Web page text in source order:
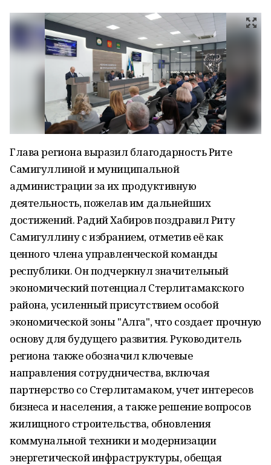
Глава региона выразил благодарность Рите
Самигуллиной и муниципальной
администрации за их продуктивную
деятельность, пожелав им дальнейших
достижений. Радий Хабиров поздравил Риту
Самигуллину с избранием, отметив её как
ценного члена управленческой команды
республики. Он подчеркнул значительный
экономический потенциал Стерлитамакского
района, усиленный присутствием особой
экономической зоны "Алга", что создает прочную
основу для будущего развития. Руководитель
региона также обозначил ключевые
направления сотрудничества, включая
партнерство со Стерлитамаком, учет интересов
бизнеса и населения, а также решение вопросов
жилищного строительства, обновления
коммунальной техники и модернизации
энергетической инфраструктуры, обещая